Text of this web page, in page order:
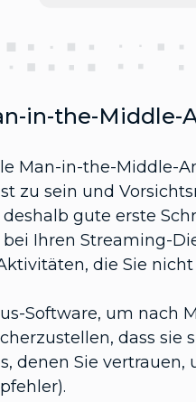
in-the-Middle-
Man-in-the-Middle-
zu sein und
gute erste
Ihren Streaming-
die Sie
Software, um nach
dass
denen Sie vertrauen,